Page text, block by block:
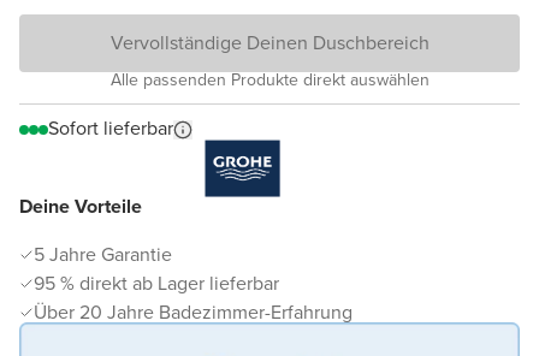
Deine Vorteile
5 Jahre Garantie
95 % direkt ab Lager lieferbar
Über 20 Jahre Badezimmer-Erfahrung
Vervollständige Deinen Duschbereich
Alle passenden Produkte direkt auswählen
Sofort lieferbar